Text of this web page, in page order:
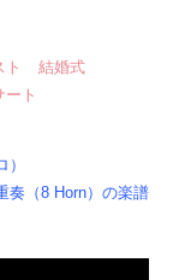
ト
結婚式
ート
奏（8 Horn）の楽譜